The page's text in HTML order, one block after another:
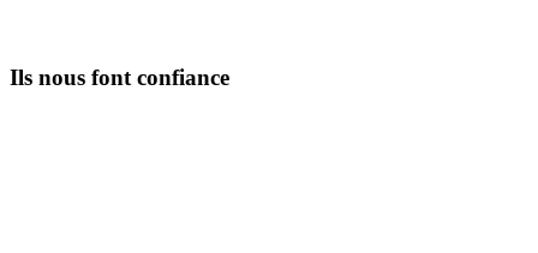
Ils nous font confiance